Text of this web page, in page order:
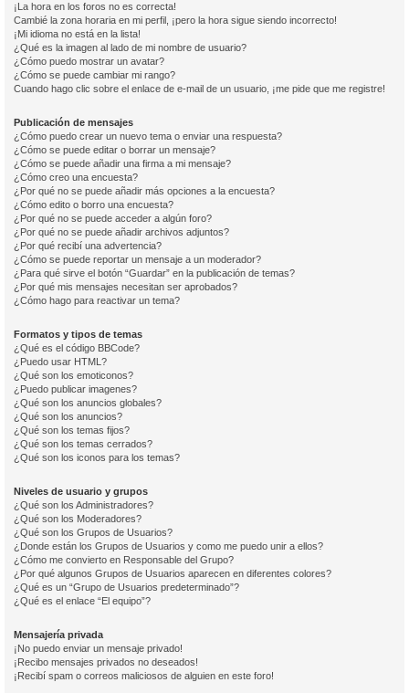
¡La hora en los foros no es correcta!
Cambié la zona horaria en mi perfil, ¡pero la hora sigue siendo incorrecto!
¡Mi idioma no está en la lista!
¿Qué es la imagen al lado de mi nombre de usuario?
¿Cómo puedo mostrar un avatar?
¿Cómo se puede cambiar mi rango?
Cuando hago clic sobre el enlace de e-mail de un usuario, ¡me pide que me registre!
Publicación de mensajes
¿Cómo puedo crear un nuevo tema o enviar una respuesta?
¿Cómo se puede editar o borrar un mensaje?
¿Cómo se puede añadir una firma a mi mensaje?
¿Cómo creo una encuesta?
¿Por qué no se puede añadir más opciones a la encuesta?
¿Cómo edito o borro una encuesta?
¿Por qué no se puede acceder a algún foro?
¿Por qué no se puede añadir archivos adjuntos?
¿Por qué recibí una advertencia?
¿Cómo se puede reportar un mensaje a un moderador?
¿Para qué sirve el botón “Guardar” en la publicación de temas?
¿Por qué mis mensajes necesitan ser aprobados?
¿Cómo hago para reactivar un tema?
Formatos y tipos de temas
¿Qué es el código BBCode?
¿Puedo usar HTML?
¿Qué son los emoticonos?
¿Puedo publicar imagenes?
¿Qué son los anuncios globales?
¿Qué son los anuncios?
¿Qué son los temas fijos?
¿Qué son los temas cerrados?
¿Qué son los iconos para los temas?
Niveles de usuario y grupos
¿Qué son los Administradores?
¿Qué son los Moderadores?
¿Qué son los Grupos de Usuarios?
¿Donde están los Grupos de Usuarios y como me puedo unir a ellos?
¿Cómo me convierto en Responsable del Grupo?
¿Por qué algunos Grupos de Usuarios aparecen en diferentes colores?
¿Qué es un “Grupo de Usuarios predeterminado”?
¿Qué es el enlace “El equipo”?
Mensajería privada
¡No puedo enviar un mensaje privado!
¡Recibo mensajes privados no deseados!
¡Recibí spam o correos maliciosos de alguien en este foro!